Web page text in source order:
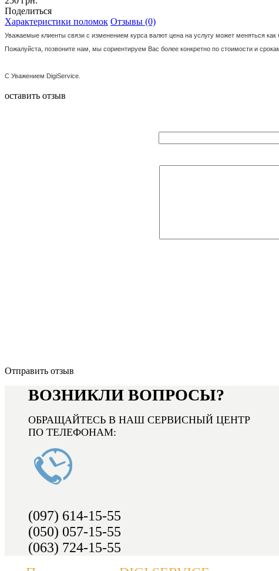
Поделиться
Характеристики поломок Отзывы (0)
Уважаемые клиенты связи с изменением курса валют цена на услугу может меняться
Пожалуйста, позвоните нам, мы сориентируем Вас более конкретно по стоимости и
С Уважением DigiService.
оставить отзыв
Отправить отзыв
ВОЗНИКЛИ ВОПРОСЫ?
ОБРАЩАЙТЕСЬ В НАШ СЕРВИСНЫЙ ЦЕНТР
ПО ТЕЛЕФОНАМ:
(097) 614-15-55
(050) 057-15-55
(063) 724-15-55